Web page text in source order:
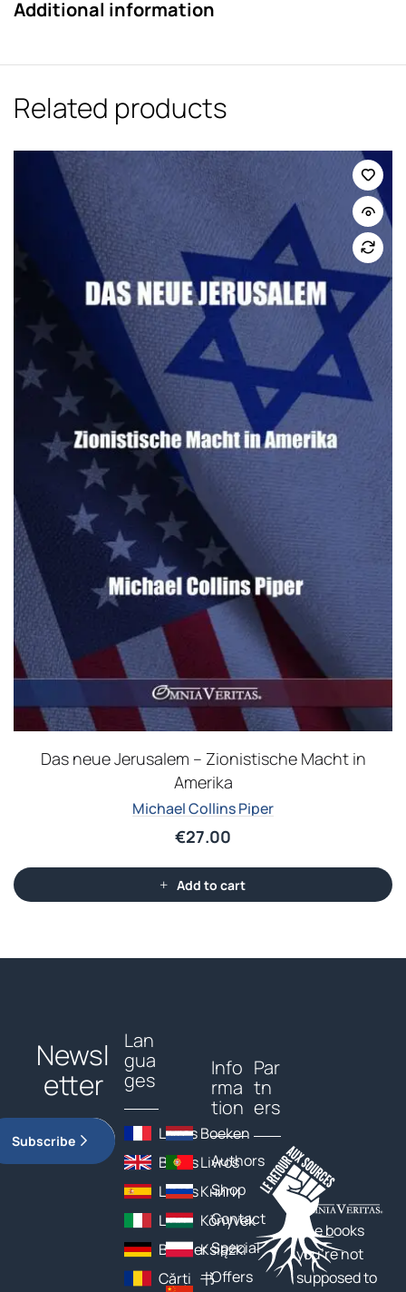
Additional information
Related products
Das neue Jerusalem – Zionistische Macht in
Amerika
Michael Collins Piper
€27.00
Add to cart
Newsl
etter
Subscribe
Lan
gua
ges
Livres
Books
Libros
Libri
Bücher
Cărți
Boeken
Livros
Книги
Könyvek
Książki
书
Info
rma
tion
Authors
Shop
Contact
Special
Offers
Par
tn
ers
The books
you’re not
supposed to